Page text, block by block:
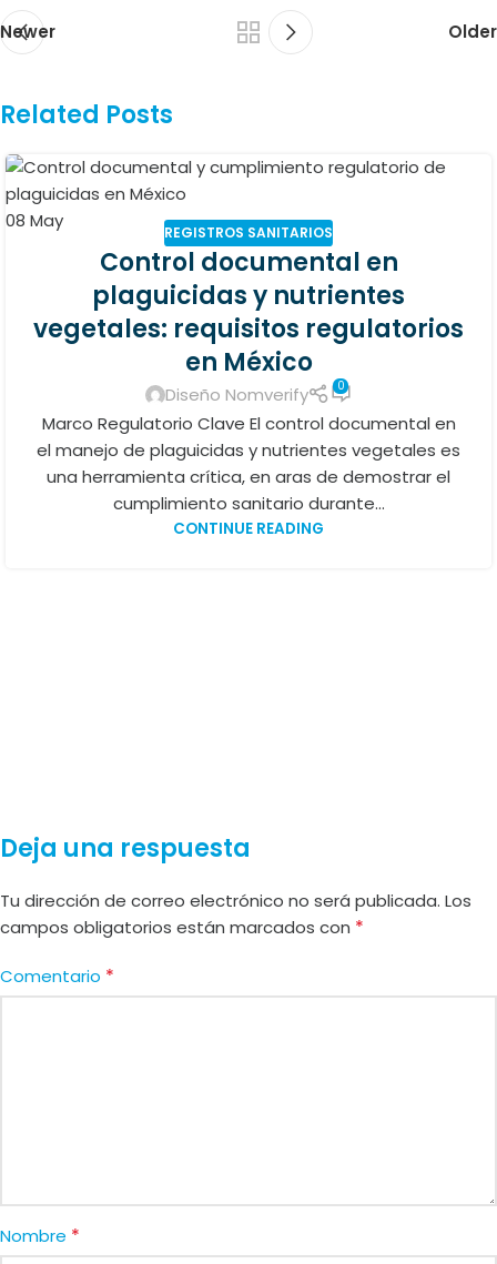
Newer Older
Related Posts
08 May
REGISTROS SANITARIOS
Control documental en
plaguicidas y nutrientes
vegetales: requisitos regulatorios
en México
Diseño Nomverify 0
Marco Regulatorio Clave El control documental en
el manejo de plaguicidas y nutrientes vegetales es
una herramienta crítica, en aras de demostrar el
cumplimiento sanitario durante...
CONTINUE READING
Deja una respuesta
Tu dirección de correo electrónico no será publicada. Los
campos obligatorios están marcados con *
Comentario *
Nombre *